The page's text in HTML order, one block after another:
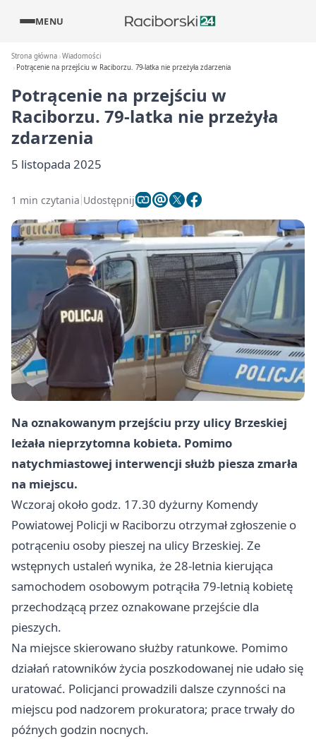
MENU
Strona główna Wiadomości
Potrącenie na przejściu w Raciborzu. 79‑latka nie przeżyła zdarzenia
Potrącenie na przejściu w
Raciborzu. 79‑latka nie przeżyła
zdarzenia
5 listopada 2025
1 min czytania Udostępnij
Na oznakowanym przejściu przy ulicy Brzeskiej
leżała nieprzytomna kobieta. Pomimo
natychmiastowej interwencji służb piesza zmarła
na miejscu.
Wczoraj około godz. 17.30 dyżurny Komendy
Powiatowej Policji w Raciborzu otrzymał zgłoszenie o
potrąceniu osoby pieszej na ulicy Brzeskiej. Ze
wstępnych ustaleń wynika, że 28‑letnia kierująca
samochodem osobowym potrąciła 79‑letnią kobietę
przechodzącą przez oznakowane przejście dla
pieszych.
Na miejsce skierowano służby ratunkowe. Pomimo
działań ratowników życia poszkodowanej nie udało się
uratować. Policjanci prowadzili dalsze czynności na
miejscu pod nadzorem prokuratora; prace trwały do
późnych godzin nocnych.